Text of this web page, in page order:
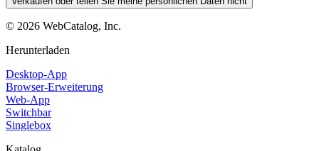
© 2026 WebCatalog, Inc.
Herunterladen
Desktop-App
Browser-Erweiterung
Web-App
Switchbar
Singlebox